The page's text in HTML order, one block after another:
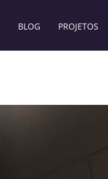
BLOG PROJETOS